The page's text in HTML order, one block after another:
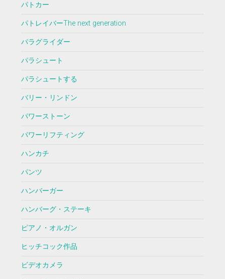
パトカー
パトレイバーThe next generation
パラグライダー
パラシュート
パラシュートする
バリー・リンドン
パワーストーン
パワーリフティング
ハンカチ
パンツ
ハンバーガー
ハンバーグ・ステーキ
ピアノ・オルガン
ヒッチコック作品
ビデオカメラ